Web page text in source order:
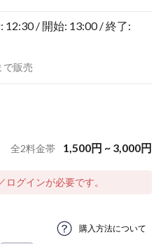
12:30 / 開始: 13:00 / 終了:
で販売
全2料金帯 1,500円 ~ 3,000円
グインが必要です。
購入方法について